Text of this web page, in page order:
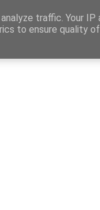
traffic. Your IP
to ensure quality